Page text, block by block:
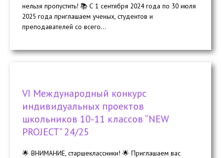
нельзя пропустить! 📚 С 1 сентября 2024 года по 30 июля
2025 года приглашаем ученых, студентов и
преподавателей со всего...
VI Международный конкурс
индивидуальных проектов
школьников 10-11 классов “NEW
PROJECT” 24/25
🌟 ВНИМАНИЕ, старшеклассники! 🌟 Приглашаем вас